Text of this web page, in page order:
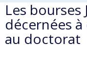
Les bourses
décernées
au doctorat